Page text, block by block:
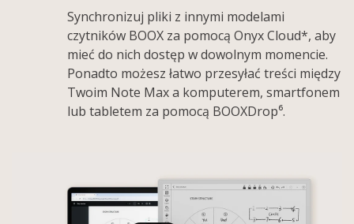
Synchronizuj pliki z innymi modelami
czytników BOOX za pomocą Onyx Cloud*, aby
mieć do nich dostęp w dowolnym momencie.
Ponadto możesz łatwo przesyłać treści między
Twoim Note Max a komputerem, smartfonem
lub tabletem za pomocą BOOXDrop⁶.